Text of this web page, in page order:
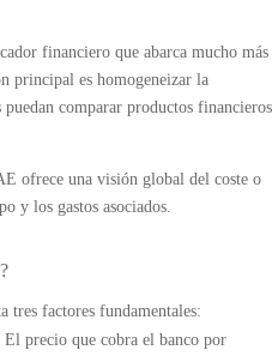
financiero que abarca mucho más
principal es homogeneizar la
comparar productos financieros
ofrece una visión global del coste o
y los gastos asociados.
tres factores fundamentales:
El precio que cobra el banco por